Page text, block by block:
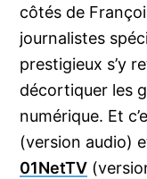
côtés de
journalistes
prestigieux s’y
décortiquer les
numérique. Et
(version audio)
01NetTV